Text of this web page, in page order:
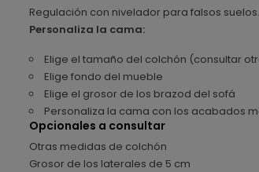
Regulación con nivelador para falsos suelos.
Personaliza la cama:
Elige el tamaño del colchón (consultar
Elige fondo del mueble
Elige el grosor de los brazod del sofá
Personaliza la cama con los acabados
Opcionales a consultar
Otras medidas de colchón
Grosor de los laterales de 5 cm